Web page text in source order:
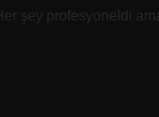
şey profesyoneldi